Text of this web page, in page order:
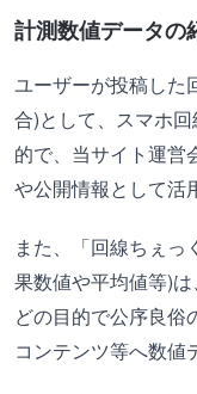
計測数値データの
ユーザーが投稿した
合)として、スマホ
的で、当サイト運営
や公開情報として活
また、「回線ちぇ
果数値や平均値等)
どの目的で公序良俗
コンテンツ等へ数値